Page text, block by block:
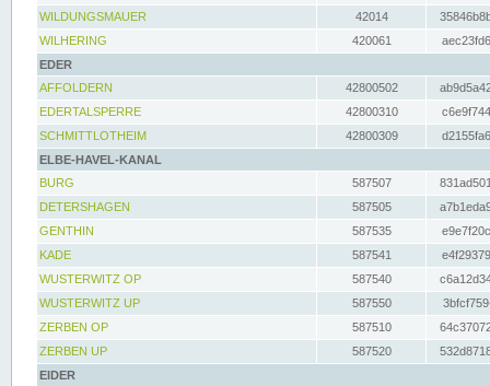
WILDUNGSMAUER
42014
WILHERING
420061
EDER
AFFOLDERN
42800502
EDERTALSPERRE
42800310
SCHMITTLOTHEIM
42800309
ELBE-HAVEL-KANAL
BURG
587507
DETERSHAGEN
587505
GENTHIN
587535
KADE
587541
WUSTERWITZ OP
587540
WUSTERWITZ UP
587550
ZERBEN OP
587510
ZERBEN UP
587520
EIDER